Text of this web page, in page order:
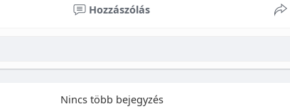
Hozzászólás
Nincs több bejegyzés